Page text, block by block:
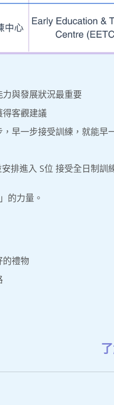
力與發展狀況最重要
得客觀建議
早一步接受訓練，就能早
排進入 S位 接受全日制
的力量。
的禮物